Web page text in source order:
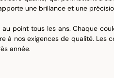
une brillance et une
point tous les ans. Chaque
à nos exigences de qualité. Les
année.